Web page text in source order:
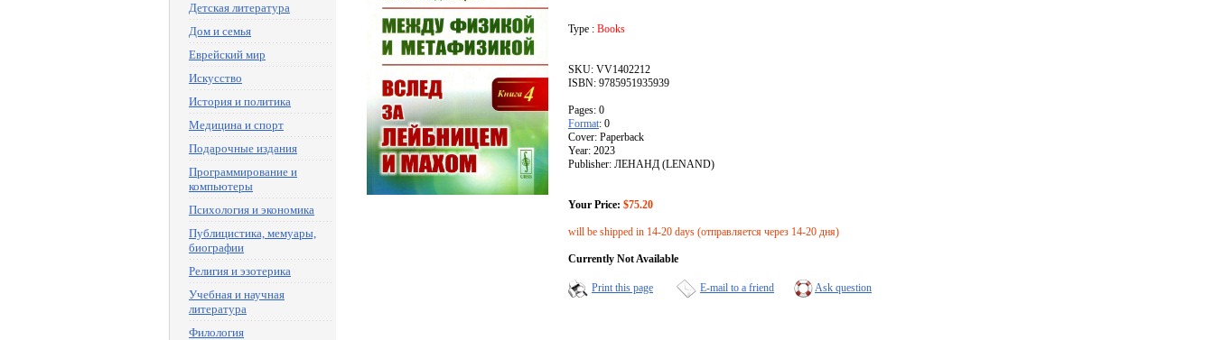
Детская литература
Дом и семья
Еврейский мир
Искусство
История и политика
Медицина и спорт
Подарочные издания
Программирование и
компьютеры
Психология и экономика
Публицистика, мемуары,
биографии
Религия и эзотерика
Учебная и научная
литература
Филология
Type : Books
SKU: VV1402212
ISBN: 9785951935939
Pages: 0
Format: 0
Cover: Paperback
Year: 2023
Publisher: ЛЕНАНД (LENAND)
Your Price: $75.20
will be shipped in 14-20 days (отправляется через 14-20 дня)
Currently Not Available
Print this page E-mail to a friend Ask question